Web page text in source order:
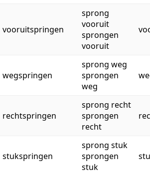
vooruitspringen
sprong
vooruit
sprongen
vooruit
wegspringen
sprong weg
sprongen
weg
rechtspringen
sprong recht
sprongen
recht
stukspringen
sprong stuk
sprongen
stuk